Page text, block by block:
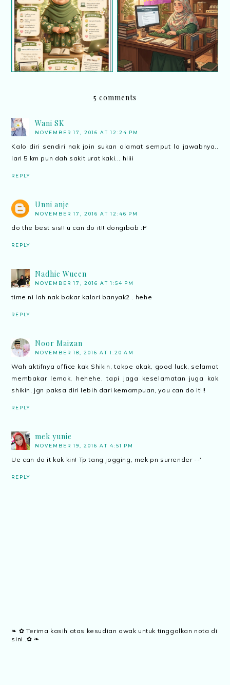
Infografik tentang diri
saya
Kerja dari rumah (BDR)
; Selamat Hari Pekerja
5 comments
Wani SK
NOVEMBER 17, 2016 AT 12:24 PM
Kalo diri sendiri nak join sukan alamat semput la jawabnya..
lari 5 km pun dah sakit urat kaki... hiiii
REPLY
Unni anje
NOVEMBER 17, 2016 AT 12:46 PM
do the best sis!! u can do it!! dongibab :P
REPLY
Nadhie Wueen
NOVEMBER 17, 2016 AT 1:54 PM
time ni lah nak bakar kalori banyak2 . hehe
REPLY
Noor Maizan
NOVEMBER 18, 2016 AT 1:20 AM
Wah aktifnya office kak Shikin, takpe akak, good luck, selamat
membakar lemak, hehehe, tapi jaga keselamatan juga kak
shikin, jgn paksa diri lebih dari kemampuan, you can do it!!!
REPLY
mek yunie
NOVEMBER 19, 2016 AT 4:51 PM
Ue can do it kak kin! Tp tang jogging, mek pn surrender --'
REPLY
❧ ✿ Terima kasih atas kesudian awak untuk tinggalkan nota di
sini..✿ ❧